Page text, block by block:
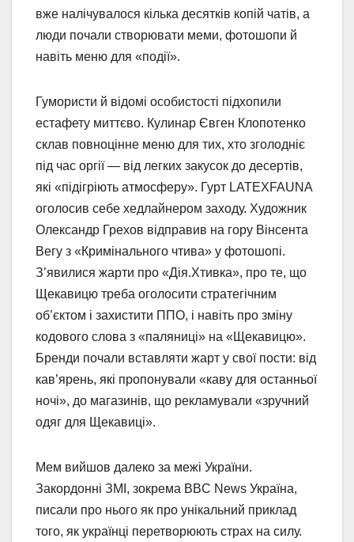
вже налічувалося кілька десятків копій чатів, а
люди почали створювати меми, фотошопи й
навіть меню для «події».
Гумористи й відомі особистості підхопили
естафету миттєво. Кулинар Євген Клопотенко
склав повноцінне меню для тих, хто зголодніє
під час оргії — від легких закусок до десертів,
які «підігріють атмосферу». Гурт LATEXFAUNA
оголосив себе хедлайнером заходу. Художник
Олександр Грехов відправив на гору Вінсента
Вегу з «Кримінального чтива» у фотошопі.
З’явилися жарти про «Дія.Хтивка», про те, що
Щекавицю треба оголосити стратегічним
об’єктом і захистити ППО, і навіть про зміну
кодового слова з «паляниці» на «Щекавицю».
Бренди почали вставляти жарт у свої пости: від
кав’ярень, які пропонували «каву для останньої
ночі», до магазинів, що рекламували «зручний
одяг для Щекавиці».
Мем вийшов далеко за межі України.
Закордонні ЗМІ, зокрема BBC News Україна,
писали про нього як про унікальний приклад
того, як українці перетворюють страх на силу.